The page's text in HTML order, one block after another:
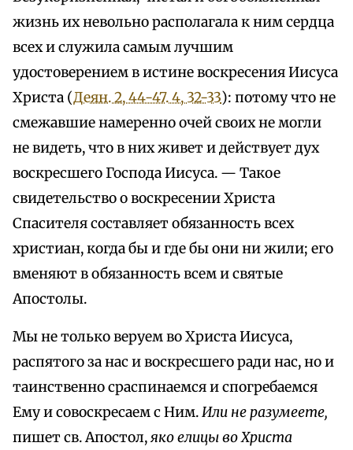
жизнь их невольно располагала к ним сердца
всех и служила самым лучшим
удостоверением в истине воскресения Иисуса
Христа (Деян. 2, 44-47. 4, 32-33): потому что не
смежавшие намеренно очей своих не могли
не видеть, что в них живет и действует дух
воскресшего Господа Иисуса. — Такое
свидетельство о воскресении Христа
Спасителя составляет обязанность всех
христиан, когда бы и где бы они ни жили; его
вменяют в обязанность всем и святые
Апостолы.
Мы не только веруем во Христа Иисуса,
распятого за нас и воскресшего ради нас, но и
таинственно сраспинаемся и спогребаемся
Ему и совоскресаем с Ним.Или не разумеете,
пишет св. Апостол,яко елицы во Христа